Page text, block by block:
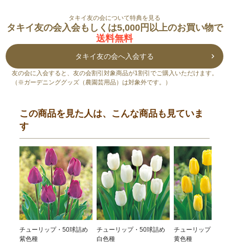
タキイ友の会について特典を見る
タキイ友の会入会もしくは5,000円以上のお買い物で
送料無料
タキイ友の会へ入会する
友の会に入会すると、友の会割引対象商品が1割引でご購入いただけます。
（※ガーデニンググッズ（農園芸用品）は対象外です。）
この商品を見た人は、こんな商品も見ていま
す
チューリップ・50球詰め
紫色種
チューリップ・50球詰め
白色種
チューリップ・50
黄色種